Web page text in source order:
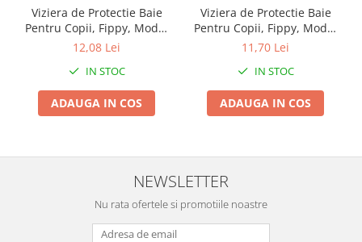
Echipamente instalator
Masini electrice taiat caneluri
Vibratoare beton
Polizoare electrice
Accesorii polizoare electrice de
banc
Adaptoare taiere lant pentru
Polizoare electrice de banc
Polizoare unghiulare electrice
Slefuitoare pereti electrice
Viziera de Protectie Baie
Pentru Copii, Fippy, Model
Coroana, Dimensiune
curatat, Impotriva
Samponului, pentru Ochi si
Urechi, TPE+PP, Galbena
12,08 Lei
IN STOC
ADAUGA IN COS
Viziera de Protectie Baie
Pentru Copii, Fippy, Model
Coroana, Dimensiune
curatat, Impotriva
Samponului, pentru Ochi si
Urechi, TPE+PP, 15x13 cm,
Albastru Inchis
11,70 Lei
IN STOC
ADAUGA IN COS
NEWSLETTER
Nu rata ofertele si promotiile noastre